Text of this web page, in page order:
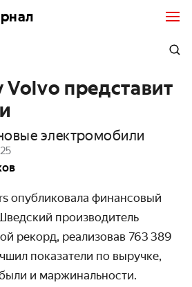
Volvo представит
электромобили
опубликовала финансовый
производитель
рекорд, реализовав 763 389
показатели по выручке,
и маржинальности.